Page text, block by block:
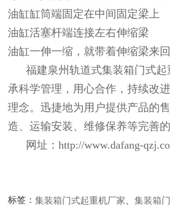
油缸缸筒端固定在中间固定梁上
油缸活塞杆端连接左右伸缩梁
油缸一伸一缩，就带着伸缩梁来回
福建泉州轨道式集装箱门式
承科学管理，用心合作，持续改
理念。迅捷地为用户提供产品的
造、运输安装、维修保养等完善的
网址：http://www.dafang-
标签：集装箱门式起重机厂家 、集装箱